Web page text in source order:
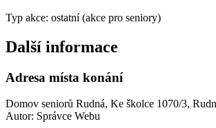
Typ akce: ostatní (akce pro seniory)
Další informace
Adresa místa konání
Domov seniorů Rudná, Ke školce 1070/3,
Autor: Správce Webu